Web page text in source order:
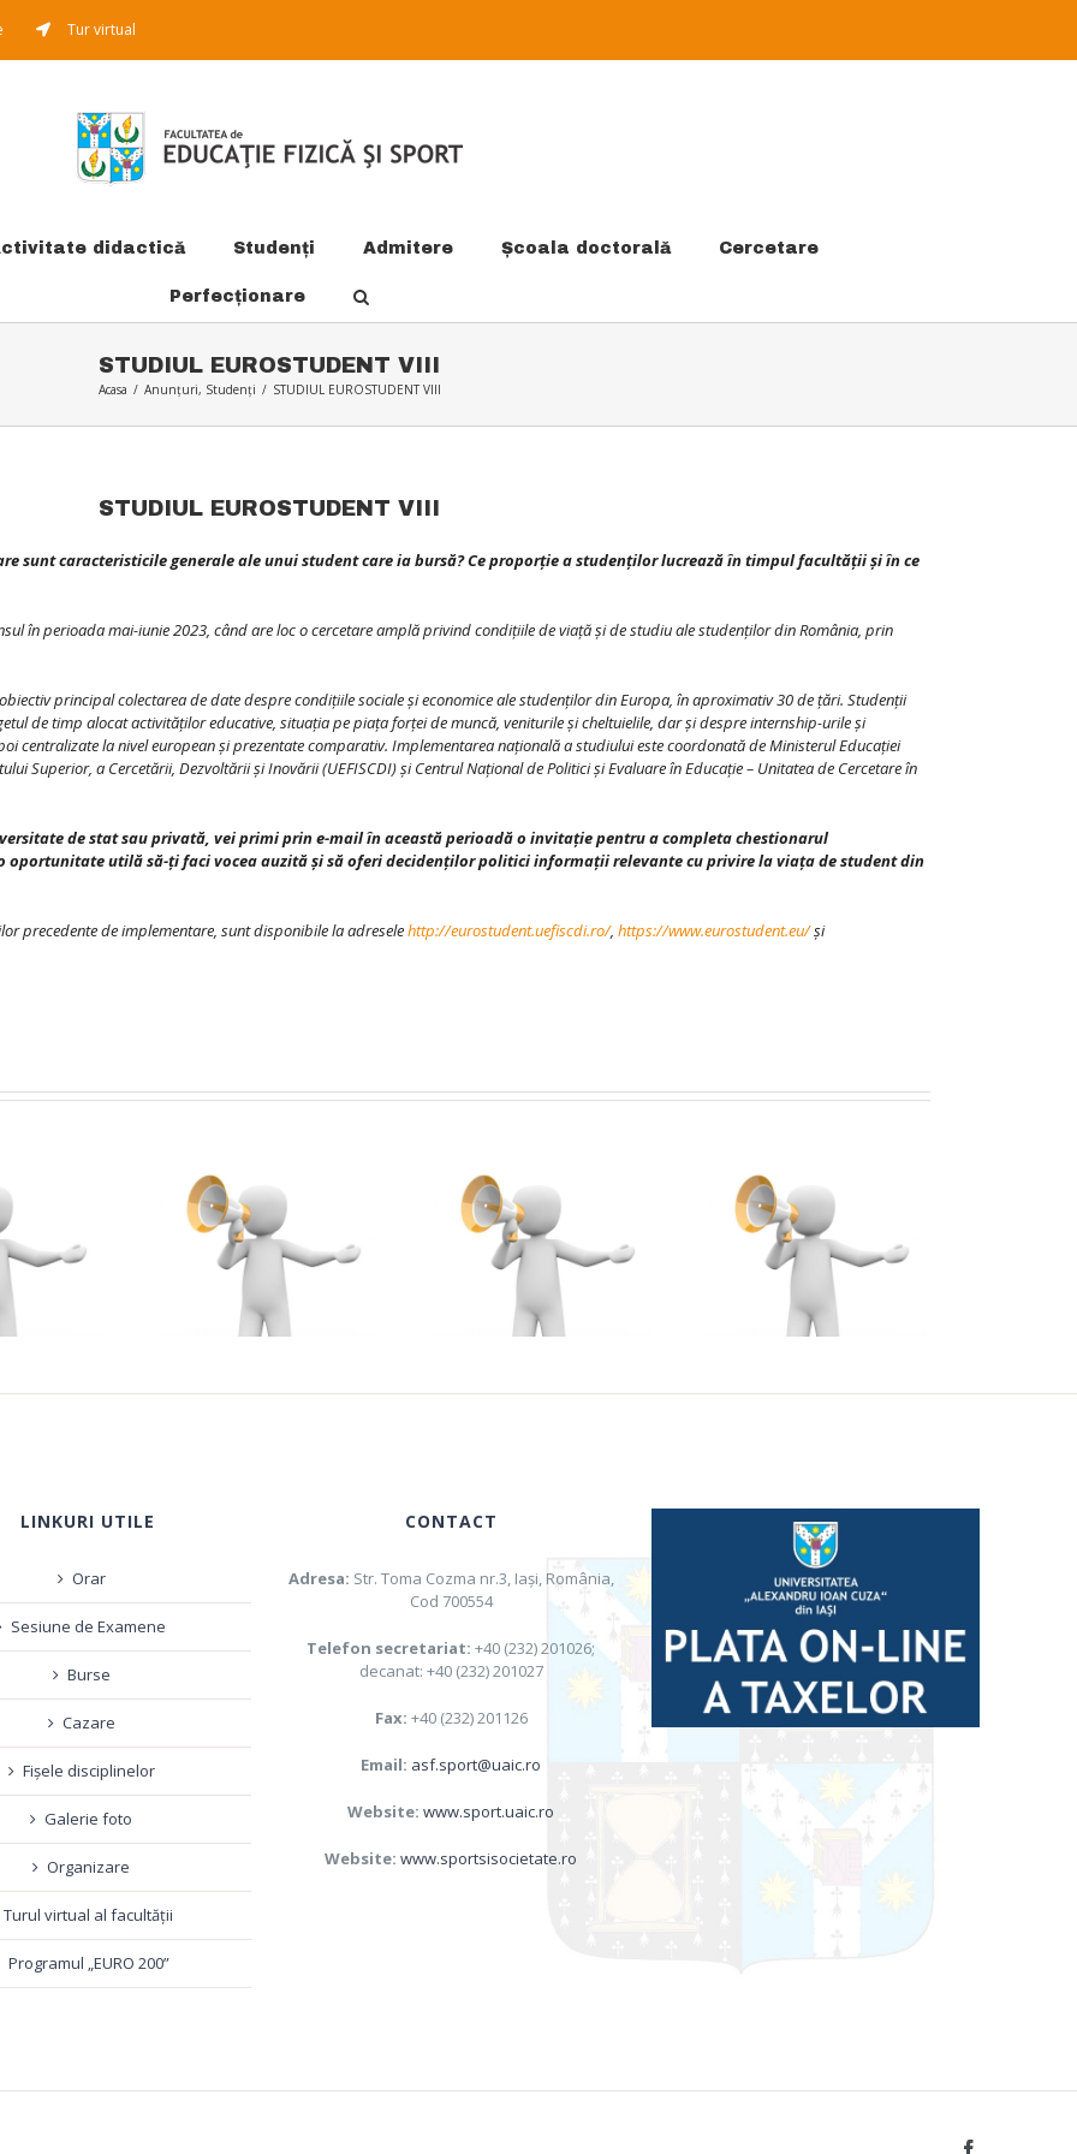
Tur virtual
didactică Studenți Admitere Şcoala doctorală Cercetare
Perfecționare
STUDIUL EUROSTUDENT VIII
Acasa / Anunțuri, Studenți / STUDIUL EUROSTUDENT VIII
STUDIUL EUROSTUDENT VIII
sunt caracteristicile generale ale unui student care ia bursă? Ce proporție a studenților lucrează în timpul facultății și în ce
în perioada mai-iunie 2023, când are loc o cercetare amplă privind condițiile de viață şi de studiu ale studenților din România, prin
principal colectarea de date despre condițiile sociale și economice ale studenților din Europa, în aproximativ 30 de țări. Studenții
de timp alocat activităților educative, situația pe piața forței de muncă, veniturile și cheltuielile, dar și despre internship-urile și
centralizate la nivel european și prezentate comparativ. Implementarea națională a studiului este coordonată de Ministerul Educației
Superior, a Cercetării, Dezvoltării și Inovării (UEFISCDI) și Centrul Național de Politici și Evaluare în Educație – Unitatea de Cercetare în
de stat sau privată, vei primi prin e-mail în această perioadă o invitație pentru a completa chestionarul
o oportunitate utilă să-ți faci vocea auzită și să oferi decidenților politici informații relevante cu privire la viața de student din
precedente de implementare, sunt disponibile la adreselehttp://eurostudent.uefiscdi.ro/, https://www.eurostudent.eu/și
– la
1 al
de
formare
în
universitar
ANUNȚ Absolvenți
MASTER – examen
de DISERTAȚIE
sesiunea iulie 2026
Cererile de
transfer
LINKURI UTILE
Orar
Sesiune de Examene
Burse
Cazare
Fișele disciplinelor
Galerie foto
Organizare
Turul virtual al facultății
Programul „EURO 200”
CONTACT
Adresa: Str. Toma Cozma nr.3, Iaşi, România,
Cod 700554
Telefon secretariat:+40 (232) 201026;
decanat: +40 (232) 201027
Fax: +40 (232) 201126
Email: asf.sport@uaic.ro
Website:www.sport.uaic.ro
Website:www.sportsisocietate.ro